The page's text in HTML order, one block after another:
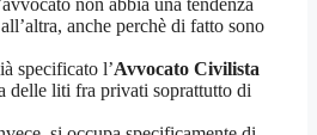
non abbia una tendenza
anche perchè di fatto sono
specificato l’Avvocato Civilista
delle liti fra privati soprattutto di